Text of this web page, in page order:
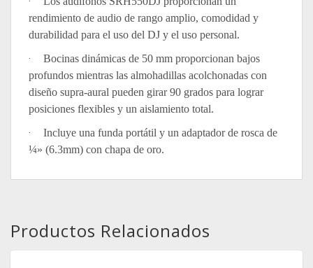
rendimiento de audio de rango amplio, comodidad y
durabilidad para el uso del DJ y el uso personal.
·
Bocinas dinámicas de 50 mm proporcionan bajos
profundos mientras las almohadillas acolchonadas con
diseño supra-aural pueden girar 90 grados para lograr
posiciones flexibles y un aislamiento total.
·
Incluye una funda portátil y un adaptador de rosca de
¼» (6.3mm) con chapa de oro.
Productos Relacionados